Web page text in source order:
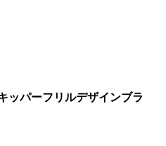
ッパーフリルデザインブラ